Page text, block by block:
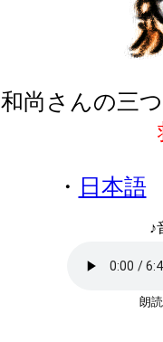
和尚さんの三
・ 日本語
♪
朗